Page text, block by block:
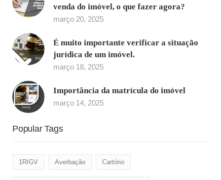
venda do imóvel, o que fazer agora?
março 20, 2025
É muito importante verificar a situação
jurídica de um imóvel.
março 18, 2025
Importância da matrícula do imóvel
março 14, 2025
Popular Tags
1RIGV Averbação Cartório